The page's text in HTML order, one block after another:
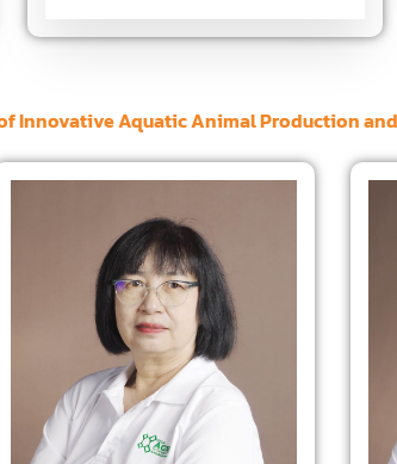
Innovative Aquatic Animal Production